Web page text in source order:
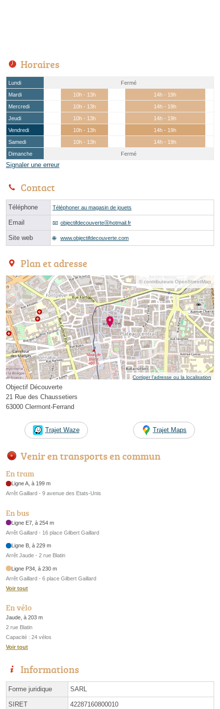
Horaires
Lundi
Fermé
Mardi
10h - 13h
14h - 19h
Mercredi
10h - 13h
14h - 19h
Jeudi
10h - 13h
14h - 19h
Vendredi
10h - 13h
14h - 19h
Samedi
10h - 13h
14h - 19h
Dimanche
Fermé
Signaler une erreur
Contact
Téléphone Téléphoner au magasin de jouets
Email objectifdecouverteⓐhotmail.fr
Site web www.objectifdecouverte.com
Plan et adresse
© contributeurs OpenStreetMap
Corriger l’adresse ou la localisation
Objectif Découverte
21 Rue des Chaussetiers
63000 Clermont-Ferrand
Trajet Waze Trajet Maps
Venir en transports en commun
En tram
Ligne A, à 199 m
Arrêt Gaillard - 9 avenue des Etats-Unis
En bus
Ligne E7, à 254 m
Arrêt Gaillard - 16 place Gilbert Gaillard
Ligne B, à 229 m
Arrêt Jaude - 2 rue Blatin
Ligne P34, à 230 m
Arrêt Gaillard - 6 place Gilbert Gaillard
Voir tout
En vélo
Jaude, à 203 m
2 rue Blatin
Capacité : 24 vélos
Voir tout
Informations
Forme juridique SARL
SIRET 42287160800010